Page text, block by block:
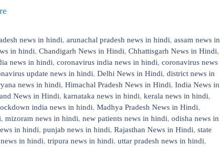
news in hindi,arunachal pradesh news in hindi,assam news in
in hindi, Chandigarh News in Hindi, Chhattisgarh News in Hindi,
news in hindi, coronavirus india news in hindi, coronavirus news
update news in hindi, Delhi News in Hindi, district news in
news in hindi, Himachal Pradesh News in Hindi, India News in
News in Hindi, karnataka news in hindi, kerala news in hindi,
india news in hindi, Madhya Pradesh News in Hindi,
, mizoram news in hindi, new patients news in hindi, odisha news in
in hindi, punjab news in hindi, Rajasthan News in Hindi, state
in hindi, tripura news in hindi, uttar pradesh news in hindi,